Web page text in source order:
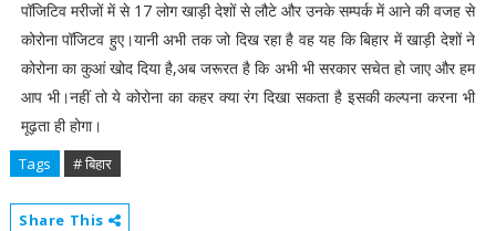
पॉजिटिव मरीजों में से 17 लोग खाड़ी देशों से लौटे और उनके सम्पर्क में आने की वजह से
कोरोना पॉजिटव हुए।यानी अभी तक जो दिख रहा है वह यह कि बिहार में खाड़ी देशों ने
कोरोना का कुआं खोद दिया है,अब जरूरत है कि अभी भी सरकार सचेत हो जाए और हम
आप भी।नहीं तो ये कोरोना का कहर क्या रंग दिखा सकता है इसकी कल्पना करना भी
मूढ़ता ही होगा।
Tags # बिहार
Share This